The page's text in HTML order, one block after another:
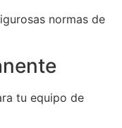
normas de
tu equipo de